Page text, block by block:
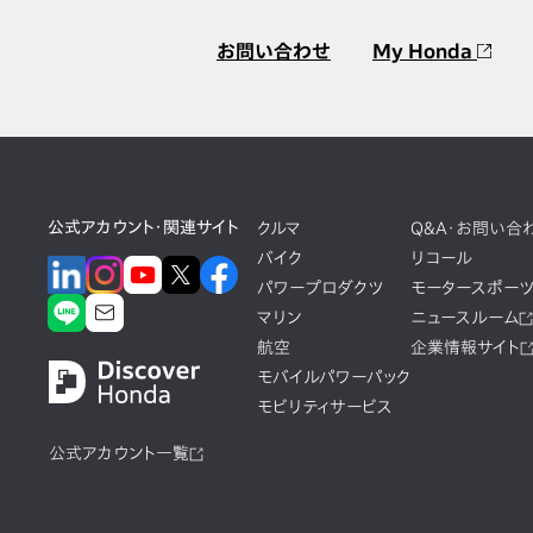
お問い合わせ My Honda
公式アカウント・関連サイト
公式アカウント一覧
クルマ
バイク
パワープロダクツ
マリン
航空
モバイルパワーパック
モビリティサービス
Q&A・お問い合
リコール
モータースポーツ
ニュースルーム
企業情報サイト